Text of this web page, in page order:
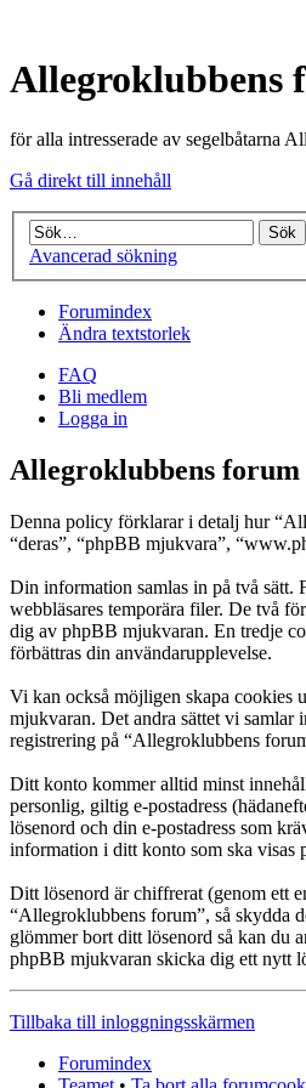
Allegroklubbens
för alla intresserade av segelbåtarna
Gå direkt till innehåll
Avancerad sökning
Forumindex
Ändra textstorlek
FAQ
Bli medlem
Logga in
Allegroklubbens
Denna policy förklarar i detalj hur
“deras”, “phpBB mjukvara”,
Din information samlas in på två sätt.
webbläsares temporära filer. De två
dig av phpBB mjukvaran. En tredje
förbättras din användarupplevelse.
Vi kan också möjligen skapa cookies
mjukvaran. Det andra sättet vi samlar
registrering på “Allegroklubbens
Ditt konto kommer alltid minst
personlig, giltig e-postadress
lösenord och din e-postadress som
information i ditt konto som ska visas
Ditt lösenord är chiffrerat (genom ett
“Allegroklubbens forum”, så skydda
glömmer bort ditt lösenord så kan du
phpBB mjukvaran skicka dig ett nytt
Tillbaka till inloggningsskärmen
Forumindex